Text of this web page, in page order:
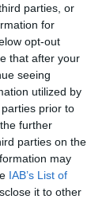
parties, or
for
opt-out
that after your
seeing
utilized by
prior to
further
parties on the
may
IAB’s List of
it to other